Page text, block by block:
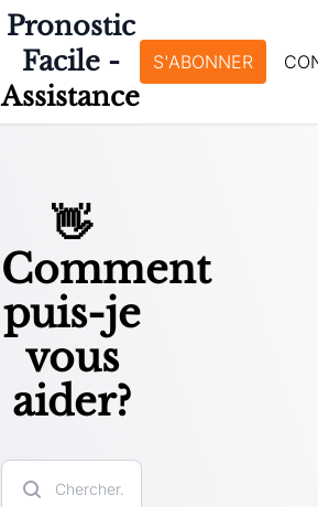
Pronostic
Facile -
Assistance
S'ABONNER
👋
Comment
puis-je
vous
aider?
Search